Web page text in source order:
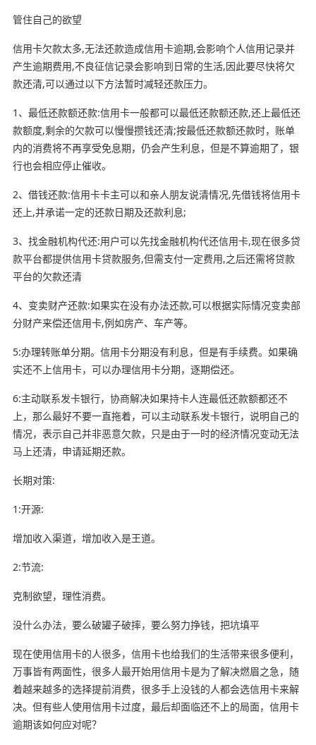
管住自己的欲望
信用卡欠款太多,无法还款造成信用卡逾期,会影响个人信用记录并
产生逾期费用,不良征信记录会影响到日常的生活,因此要尽快将欠
款还清,可以通过以下方法暂时减轻还款压力。
1、最低还款额还款:信用卡一般都可以最低还款额还款,还上最低还
款额度,剩余的欠款可以慢慢攒钱还清;按最低还款额还款时，账单
内的消费将不再享受免息期，仍会产生利息，但是不算逾期了，银
行也会相应停止催收。
2、借钱还款:信用卡卡主可以和亲人朋友说清情况,先借钱将信用卡
还上,并承诺一定的还款日期及还款利息;
3、找金融机构代还:用户可以先找金融机构代还信用卡,现在很多贷
款平台都提供信用卡贷款服务,但需支付一定费用,之后还需将贷款
平台的欠款还清
4、变卖财产还款:如果实在没有办法还款,可以根据实际情况变卖部
分财产来偿还信用卡,例如房产、车产等。
5:办理转账单分期。信用卡分期没有利息，但是有手续费。如果确
实还不上信用卡，可以办理信用卡分期，逐期偿还。
6:主动联系发卡银行，协商解决如果持卡人连最低还款额都还不
上，那么最好不要一直拖着，可以主动联系发卡银行，说明自己的
情况，表示自己并非恶意欠款，只是由于一时的经济情况变动无法
马上还清，申请延期还款。
长期对策:
1:开源:
增加收入渠道，增加收入是王道。
2:节流:
克制欲望，理性消费。
没什么办法，要么破罐子破摔，要么努力挣钱，把坑填平
现在使用信用卡的人很多，信用卡也给我们的生活带来很多便利，
万事皆有两面性，很多人最开始用信用卡是为了解决燃眉之急，随
着越来越多的选择提前消费，很多手上没钱的人都会选信用卡来解
决。但有些人使用信用卡过度，最后却面临还不上的局面，信用卡
逾期该如何应对呢？